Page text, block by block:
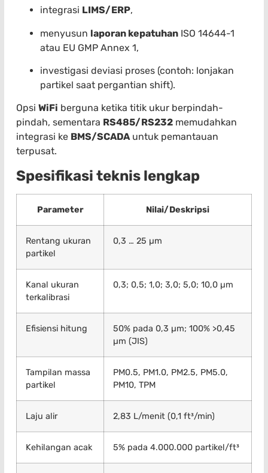
integrasi LIMS/ERP,
menyusun laporan kepatuhan ISO 14644-1
atau EU GMP Annex 1,
investigasi deviasi proses (contoh: lonjakan
partikel saat pergantian shift).
Opsi WiFi berguna ketika titik ukur berpindah-
pindah, sementara RS485/RS232 memudahkan
integrasi ke BMS/SCADAuntuk pemantauan
terpusat.
Spesifikasi teknis lengkap
Parameter Nilai/Deskripsi
Rentang ukuran
partikel
0,3 … 25 µm
Kanal ukuran
terkalibrasi
0,3; 0,5; 1,0; 3,0; 5,0; 10,0 µm
Efisiensi hitung
50% pada 0,3 µm; 100% >0,45
µm (JIS)
Tampilan massa
partikel
PM0.5, PM1.0, PM2.5, PM5.0,
PM10, TPM
Laju alir 2,83 L/menit (0,1 ft³/min)
Kehilangan acak 5% pada 4.000.000 partikel/ft³